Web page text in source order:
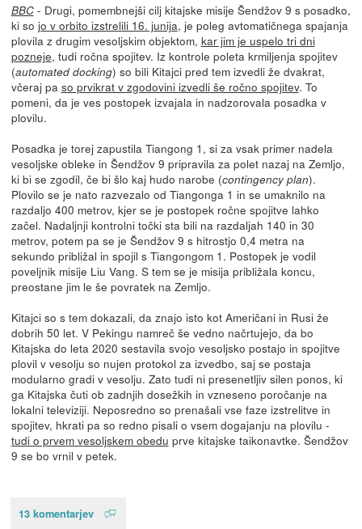
BBC- Drugi, pomembnejši cilj kitajske misije Šendžov 9 s posadko,
ki so jo v orbito izstrelili 16. junija, je poleg avtomatičnega spajanja
plovila z drugim vesoljskim objektom, kar jim je uspelo tri dni
pozneje, tudi ročna spojitev. Iz kontrole poleta krmiljenja spojitev
(automated docking) so bili Kitajci pred tem izvedli že dvakrat,
včeraj pa so prvikrat v zgodovini izvedli še ročno spojitev. To
pomeni, da je ves postopek izvajala in nadzorovala posadka v
plovilu.
Posadka je torej zapustila Tiangong 1, si za vsak primer nadela
vesoljske obleke in Šendžov 9 pripravila za polet nazaj na Zemljo,
ki bi se zgodil, če bi šlo kaj hudo narobe (contingency plan).
Plovilo se je nato razvezalo od Tiangonga 1 in se umaknilo na
razdaljo 400 metrov, kjer se je postopek ročne spojitve lahko
začel. Nadaljnji kontrolni točki sta bili na razdaljah 140 in 30
metrov, potem pa se je Šendžov 9 s hitrostjo 0,4 metra na
sekundo približal in spojil s Tiangongom 1. Postopek je vodil
poveljnik misije Liu Vang. S tem se je misija približala koncu,
preostane jim le še povratek na Zemljo.
Kitajci so s tem dokazali, da znajo isto kot Američani in Rusi že
dobrih 50 let. V Pekingu namreč še vedno načrtujejo, da bo
Kitajska do leta 2020 sestavila svojo vesoljsko postajo in spojitve
plovil v vesolju so nujen protokol za izvedbo, saj se postaja
modularno gradi v vesolju. Zato tudi ni presenetljiv silen ponos, ki
ga Kitajska čuti ob zadnjih dosežkih in vzneseno poročanje na
lokalni televiziji. Neposredno so prenašali vse faze izstrelitve in
spojitev, hkrati pa so redno pisali o vsem dogajanju na plovilu -
tudi o prvem vesoljskem obedu prve kitajske taikonavtke. Šendžov
9 se bo vrnil v petek.
13 komentarjev